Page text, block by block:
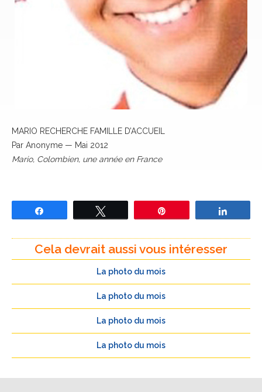
MARIO RECHERCHE FAMILLE D’ACCUEIL
Par Anonyme — Mai 2012
Mario, Colombien, une année en France
Cela devrait aussi vous intéresser
La photo du mois
La photo du mois
La photo du mois
La photo du mois